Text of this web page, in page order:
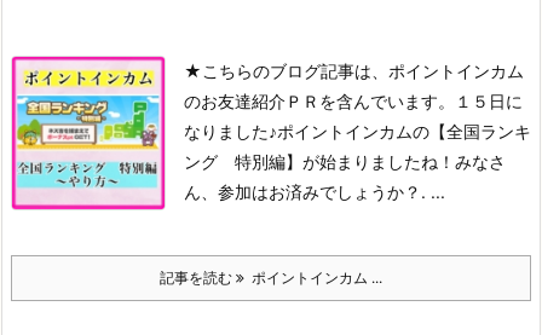
★こちらのブログ記事は、ポイントインカム
のお友達紹介ＰＲを含んでいます。
１５日に
なりました♪ポイントインカムの【全国ランキ
ング 特別編】が始まりましたね！ みなさ
ん、参加はお済みでしょうか？ . ...
記事を読む ポイントインカム ...